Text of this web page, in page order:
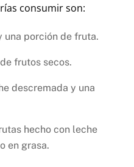
consumir son:
una porción de fruta.
frutos secos.
descremada y una
hecho con leche
en grasa.